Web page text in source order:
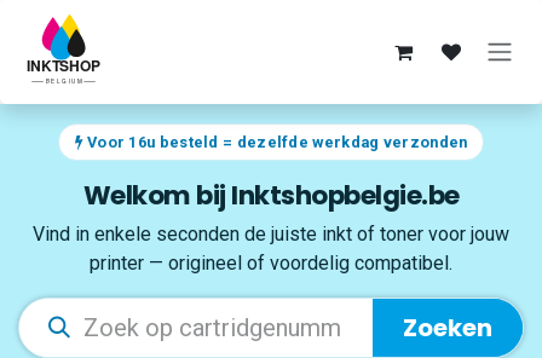
Overslaan naar inhoud
Voor 16u besteld = dezelfde werkdag verzonden
Welkom bij Inktshopbelgie.be
Vind in enkele seconden de juiste inkt of toner voor jouw
printer — origineel of voordelig compatibel.
Zoeken